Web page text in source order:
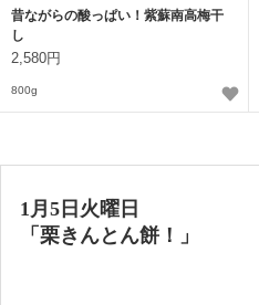
昔ながらの酸っぱい！紫蘇南高梅干
し
2,580円
800g
1月5日火曜日
「栗きんとん餅 ！ 」